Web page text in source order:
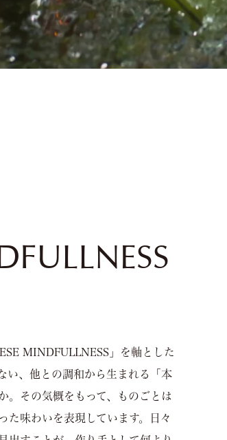
MINDFULLNESS」を軸とした
い、他との調和から生まれる「本
。その気概をもって、ものごとは
た味わいを表現しています。日々